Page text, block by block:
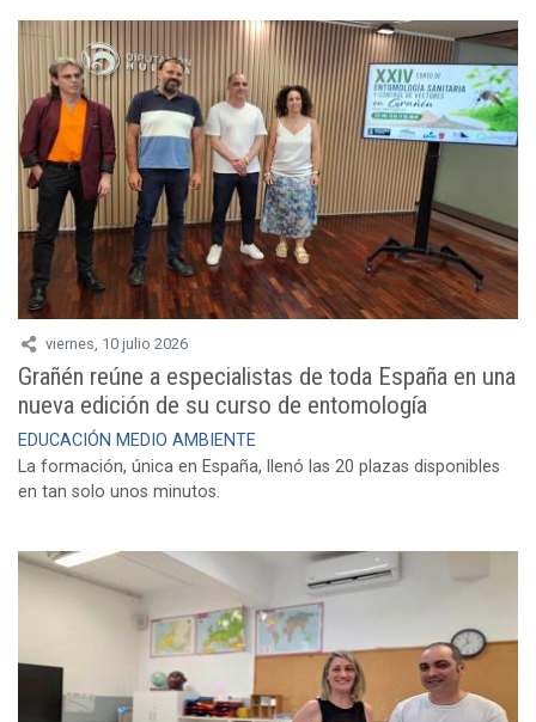
viernes, 10 julio 2026
Grañén reúne a especialistas de toda España en una
nueva edición de su curso de entomología
EDUCACIÓN MEDIO AMBIENTE
La formación, única en España, llenó las 20 plazas disponibles
en tan solo unos minutos.